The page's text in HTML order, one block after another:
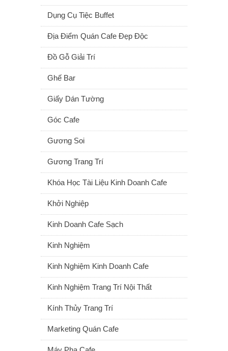
Dụng Cụ Tiệc Buffet
Địa Điểm Quán Cafe Đẹp Độc
Đồ Gỗ Giải Trí
Ghế Bar
Giấy Dán Tường
Góc Cafe
Gương Soi
Gương Trang Trí
Khóa Học Tài Liệu Kinh Doanh Cafe
Khởi Nghiệp
Kinh Doanh Cafe Sạch
Kinh Nghiệm
Kinh Nghiệm Kinh Doanh Cafe
Kinh Nghiệm Trang Trí Nội Thất
Kính Thủy Trang Trí
Marketing Quán Cafe